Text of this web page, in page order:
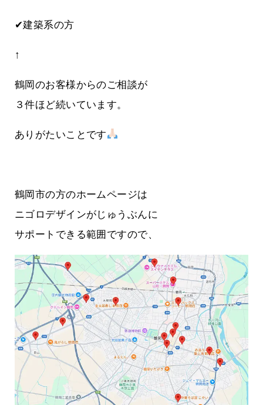
✔建築系の方
↑
鶴岡のお客様からのご相談が
３件ほど続いています。
ありがたいことです
鶴岡市の方のホームページは
ニゴロデザインがじゅうぶんに
サポートできる範囲ですので、